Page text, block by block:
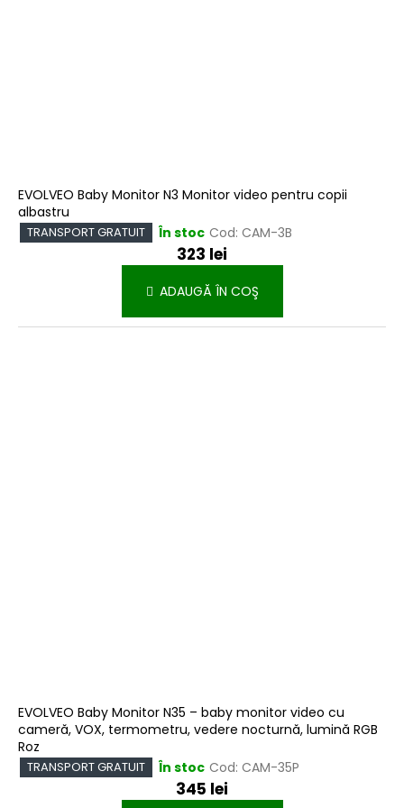
EVOLVEO Baby Monitor N3 Monitor video pentru copii
albastru
TRANSPORT GRATUIT În stoc Cod: CAM-3B
323 lei
ADAUGĂ ÎN COŞ
EVOLVEO Baby Monitor N35 – baby monitor video cu
cameră, VOX, termometru, vedere nocturnă, lumină RGB
Roz
TRANSPORT GRATUIT În stoc Cod: CAM-35P
345 lei